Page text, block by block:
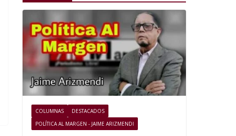
COLUMNAS
DESTACADOS
POLÍTICA AL MARGEN - JAIME ARIZMENDI